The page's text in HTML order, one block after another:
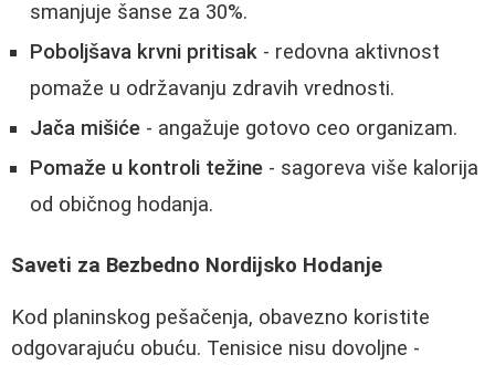
smanjuje šanse za 30%.
Poboljšava krvni pritisak - redovna aktivnost
pomaže u održavanju zdravih vrednosti.
Jača mišiće - angažuje gotovo ceo organizam.
Pomaže u kontroli težine - sagoreva više kalorija
od običnog hodanja.
Saveti za Bezbedno Nordijsko Hodanje
Kod planinskog pešačenja, obavezno koristite
odgovarajuću obuću. Tenisice nisu dovoljne -